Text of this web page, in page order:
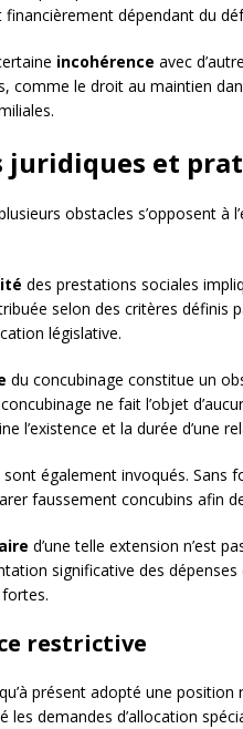
financièrement dépendant du
incohérence avec
comme le droit au maintien
juridiques et
obstacles s’opposent à
des prestations sociales
selon des critères définis
législative.
du concubinage constitue un
ne fait l’objet
l’existence et la durée d’une
sont également invoqués. Sans
faussement concubins afin
d’une telle extension n’est
significative des
restrictive
présent adopté une
demandes d’allocation